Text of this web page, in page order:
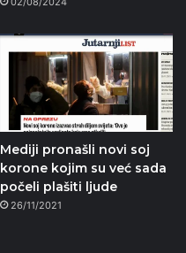
Mediji pronašli novi soj
korone kojim su već sada
počeli plašiti ljude
26/11/2021